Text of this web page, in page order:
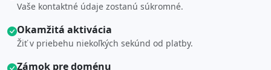
Vaše kontaktné údaje zostanú súkromné.
Okamžitá aktivácia
Žiť v priebehu niekoľkých sekúnd od platby.
Zámok pre doménu